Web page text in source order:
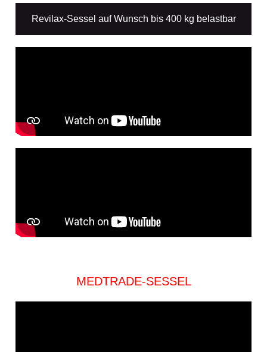
Revilax-Sessel auf Wunsch bis 400 kg belastbar
MEDTRADE-SESSEL